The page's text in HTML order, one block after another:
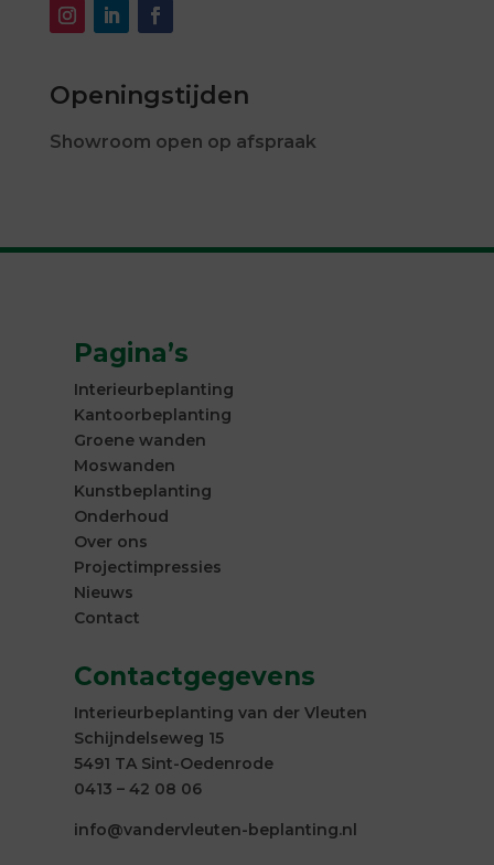
Openingstijden
Showroom open op afspraak
Pagina’s
Interieurbeplanting
Kantoorbeplanting
Groene wanden
Moswanden
Kunstbeplanting
Onderhoud
Over ons
Projectimpressies
Nieuws
Contact
Contactgegevens
Interieurbeplanting van der Vleuten
Schijndelseweg 15
5491 TA Sint-Oedenrode
0413 – 42 08 06
info@vandervleuten-beplanting.nl